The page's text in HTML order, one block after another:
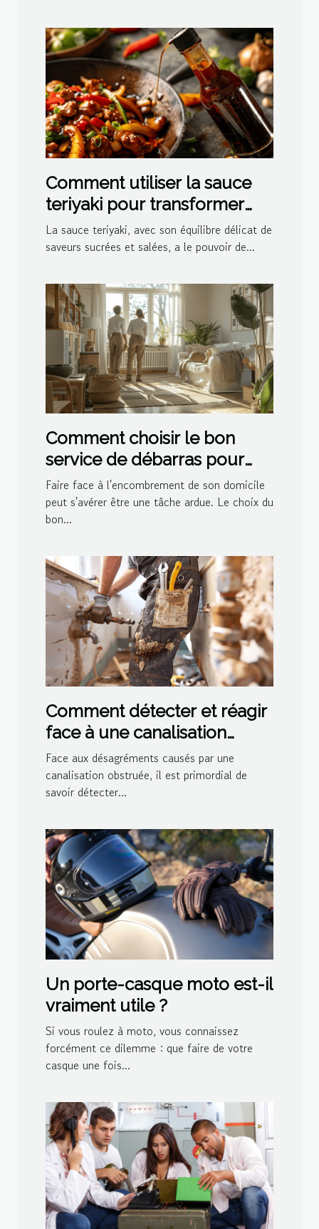
Comment utiliser la sauce
teriyaki pour transformer
vos plats
La sauce teriyaki, avec son équilibre délicat de
saveurs sucrées et salées, a le pouvoir de...
Comment choisir le bon
service de débarras pour
votre domicile
Faire face à l'encombrement de son domicile
peut s'avérer être une tâche ardue. Le choix du
bon...
Comment détecter et réagir
face à une canalisation
bouchée
Face aux désagréments causés par une
canalisation obstruée, il est primordial de
savoir détecter...
Un porte-casque moto est-il
vraiment utile ?
Si vous roulez à moto, vous connaissez
forcément ce dilemme : que faire de votre
casque une fois...